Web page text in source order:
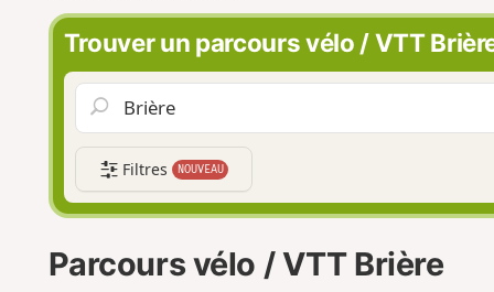
o
Trouver un parcours vélo / VTT
Filtres NOUVEAU
Parcours vélo / VTT Brière